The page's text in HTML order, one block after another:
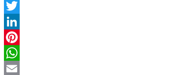
Facebook
Twitter
LinkedIn
Pinterest
WhatsApp